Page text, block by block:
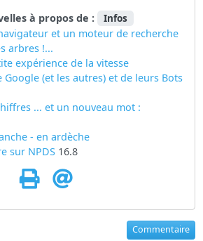
à propos de :
Infos
et un moteur de recherche
arbres !...
expérience de la vitesse
(et les autres) et de leurs Bots
... et un nouveau mot :
- en ardèche
sur NPDS16.8
Commentaire